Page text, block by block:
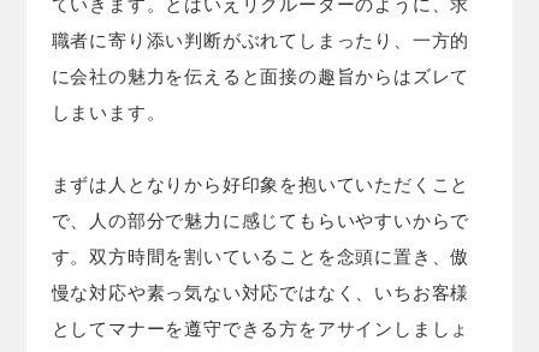
職者に寄り添い判断がぶれてしまったり、一方的
に会社の魅力を伝えると面接の趣旨からはズレて
しまいます。
まずは人となりから好印象を抱いていただくこと
で、人の部分で魅力に感じてもらいやすいからで
す。双方時間を割いていることを念頭に置き、傲
慢な対応や素っ気ない対応ではなく、いちお客様
としてマナーを遵守できる方をアサインしましょ